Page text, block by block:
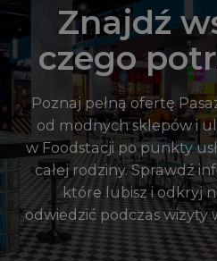
Znajdź
czego
Poznaj pełną ofertę
od modnych sklepów i
w Foodstacji po punkty
całej rodziny. Sprawdź
które lubisz i odkryj
odwiedzić podczas wizyty